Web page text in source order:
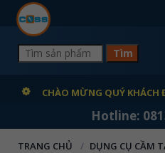
CHÀO MỪNG QUÝ KHÁCH
Hotline:
TRANG CHỦ DỤNG CỤ CẦM